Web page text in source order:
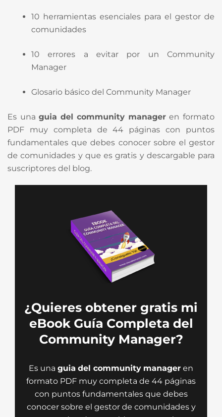
10 herramientas esenciales para el gestor de
comunidades
10 errores a evitar por un Community
Manager
Glosario básico del Community Manager
Es unaguia del community manageren formato
PDF muy completa de 44 páginas con puntos
fundamentales que debes conocer sobre el gestor
de comunidades y que es gratis y descargable para
suscriptores del blog.
¿Quieres obtener gratis mi
eBook Guía Completa del
Community Manager?
Es una guia del community manager en
formato PDF muy completa de 44 páginas
con puntos fundamentales que debes
conocer sobre el gestor de comunidades y